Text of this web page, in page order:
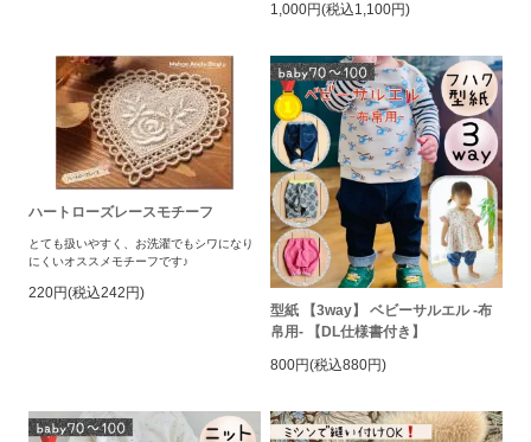
1,000円(税込1,100円)
ハートローズレースモチーフ
とても扱いやすく、お洗濯でもシワになり
にくいオススメモチーフです♪
220円(税込242円)
型紙 【3way】 ベビーサルエル -布
帛用- 【DL仕様書付き】
800円(税込880円)